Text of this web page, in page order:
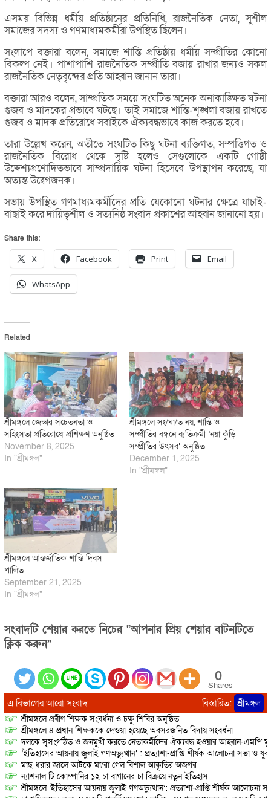
এসময় বিভিন্ন ধর্মীয় প্রতিষ্ঠানের প্রতিনিধি, রাজনৈতিক নেতা, সুশীল
সমাজের সদস্য ও গণমাধ্যমকর্মীরা উপস্থিত ছিলেন।
সংলাপে বক্তারা বলেন, সমাজে শান্তি প্রতিষ্ঠায় ধর্মীয় সম্প্রীতির কোনো
বিকল্প নেই। পাশাপাশি রাজনৈতিক সম্প্রীতি বজায় রাখার জন্যও সকল
রাজনৈতিক নেতৃবৃন্দের প্রতি আহ্বান জানান তারা।
বক্তারা আরও বলেন, সাম্প্রতিক সময়ে সংঘটিত অনেক অনাকাঙ্ক্ষিত ঘটনা
গুজব ও মাদকের প্রভাবে ঘটছে। তাই সমাজে শান্তি-শৃঙ্খলা বজায় রাখতে
গুজব ও মাদক প্রতিরোধে সবাইকে ঐক্যবদ্ধভাবে কাজ করতে হবে।
তারা উল্লেখ করেন, অতীতে সংঘটিত কিছু ঘটনা ব্যক্তিগত, সম্পত্তিগত ও
রাজনৈতিক বিরোধ থেকে সৃষ্টি হলেও সেগুলোকে একটি গোষ্ঠী
উদ্দেশ্যপ্রণোদিতভাবে সাম্প্রদায়িক ঘটনা হিসেবে উপস্থাপন করেছে, যা
অত্যন্ত উদ্বেগজনক।
সভায় উপস্থিত গণমাধ্যমকর্মীদের প্রতি যেকোনো ঘটনার ক্ষেত্রে যাচাই-
বাছাই করে দায়িত্বশীল ও সত্যনিষ্ঠ সংবাদ প্রকাশের আহ্বান জানানো হয়।
Share this:
X Facebook Print Email
WhatsApp
Related
শ্রীমঙ্গলে জেন্ডার সচেতনতা ও
সহিংসতা প্রতিরোধে প্রশিক্ষণ অনুষ্ঠিত
November 8, 2025
In "শ্রীমঙ্গল"
শ্রীমঙ্গলে সং/ঘা/ত নয়, শান্তি ও
সম্প্রীতির বন্ধনে ব্যতিক্রমী ‘নয়া কুঁড়ি
সম্প্রীতির উৎসব’ অনুষ্ঠিত
December 1, 2025
In "শ্রীমঙ্গল"
শ্রীমঙ্গলে আন্তর্জাতিক শান্তি দিবস
পালিত
September 21, 2025
In "শ্রীমঙ্গল"
সংবাদটি শেয়ার করতে নিচের “আপনার প্রিয় শেয়ার বাটনটিতে
ক্লিক করুন”
0
Shares
এ বিভাগের আরো সংবাদ বিস্তারিত: শ্রীমঙ্গল
শ্রীমঙ্গলে প্রবীণ শিক্ষক সংবর্ধনা ও চক্ষু শিবির অনুষ্ঠিত
শ্রীমঙ্গলে ৪ প্রধান শিক্ষককে দেওয়া হয়েছে অবসরজনিত বিদায় সংবর্ধনা
দলকে সুসংগঠিত ও জনমুখী করতে নেতাকর্মীদের ঐক্যবদ্ধ হওয়ার আহ্বান-এমপি
‘ইতিহাসের আয়নায় জুলাই গণঅভ্যুত্থান’ : প্রত্যাশা-প্রাপ্তি শীর্ষক আলোচনা সভা ও
মাছ ধরার জালে আটকে মা/রা গেল বিশাল আকৃতির অজগর
ন্যাশনাল টি কোম্পানির ১২ চা বাগানের চা বিক্রয়ে নতুন ইতিহাস
শ্রীমঙ্গলে ‘ইতিহাসের আয়নায় জুলাই গণঅভ্যুত্থান’: প্রত্যাশা-প্রাপ্তি শীর্ষক আলোচনা